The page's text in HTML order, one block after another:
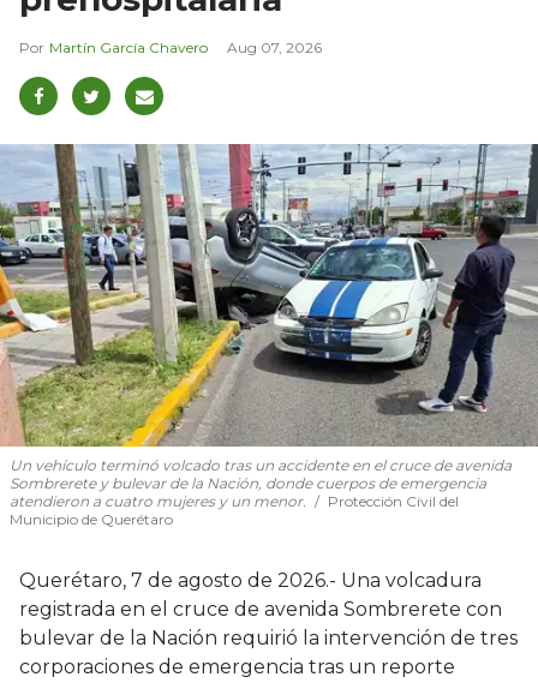
Martín García Chavero Aug 07, 2026
Un vehículo terminó volcado tras un accidente en el cruce de avenida
Sombrerete y bulevar de la Nación, donde cuerpos de emergencia
atendieron a cuatro mujeres y un menor.
Protección Civil del
Municipio de Querétaro
Querétaro, 7 de agosto de 2026.- Una volcadura
registrada en el cruce de avenida Sombrerete con
bulevar de la Nación requirió la intervención de tres
corporaciones de emergencia tras un reporte